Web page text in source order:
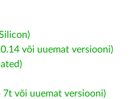
või uuemat versiooni)
7t või uuemat versiooni)